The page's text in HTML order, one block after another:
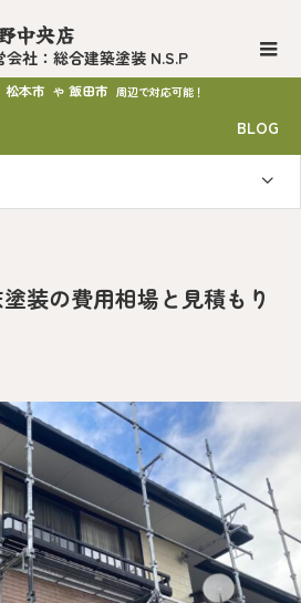
中央店
会社：総合建築塗装 N.S.P
松本市 や 飯田市 周辺で対応可能！
BLOG
装の費用相場と見積もり